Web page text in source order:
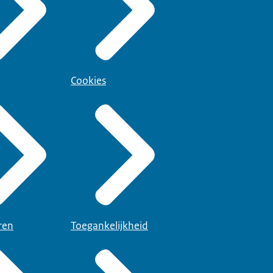
Cookies
Toegankelijkheid